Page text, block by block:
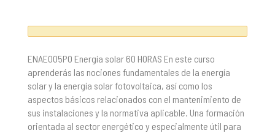
ENAE005PO Energía solar 60 HORAS En este curso
aprenderás las nociones fundamentales de la energía
solar y la energía solar fotovoltaica, así como los
aspectos básicos relacionados con el mantenimiento de
sus instalaciones y la normativa aplicable. Una formación
orientada al sector energético y especialmente útil para